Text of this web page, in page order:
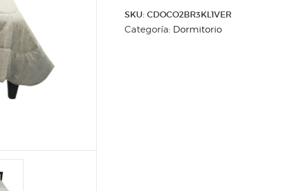
SKU:CDOCO2BR3KL1VER
Categoría: Dormitorio